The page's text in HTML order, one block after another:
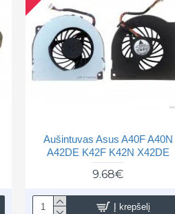
Aušintuvas Asus A40F A40N
A42DE K42F K42N X42DE
9.68€
Į krepšelį